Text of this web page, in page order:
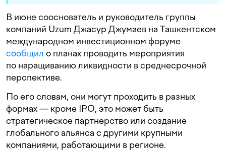
В июне сооснователь и руководитель группы
компаний Uzum Джасур Джумаев на Ташкентском
международном инвестиционном форуме
сообщил о планах проводить мероприятия
по наращиванию ликвидности в среднесрочной
перспективе.
По его словам, они могут проходить в разных
формах — кроме IPO, это может быть
стратегическое партнерство или создание
глобального альянса с другими крупными
компаниями, работающими в регионе.